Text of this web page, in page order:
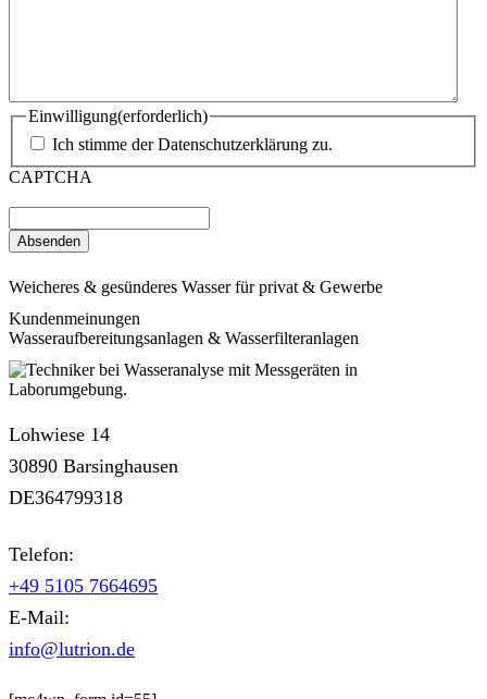
Einwilligung(erforderlich)
Ich stimme der Datenschutzerklärung zu.
CAPTCHA
Weicheres & gesünderes Wasser für privat & Gewerbe
Kundenmeinungen
Wasseraufbereitungsanlagen & Wasserfilteranlagen
Lohwiese 14
30890 Barsinghausen
DE364799318
Telefon:
+49 5105 7664695
E-Mail:
info@lutrion.de